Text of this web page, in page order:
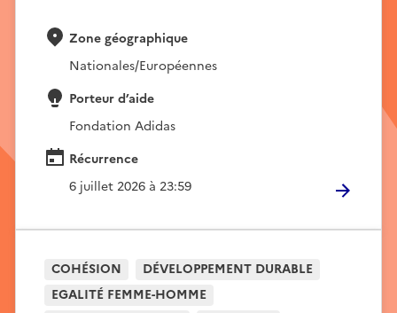
Zone géographique
Nationales/Européennes
Porteur d’aide
Fondation Adidas
Récurrence
6 juillet 2026 à 23:59
COHÉSION
DÉVELOPPEMENT DURABLE
EGALITÉ FEMME-HOMME